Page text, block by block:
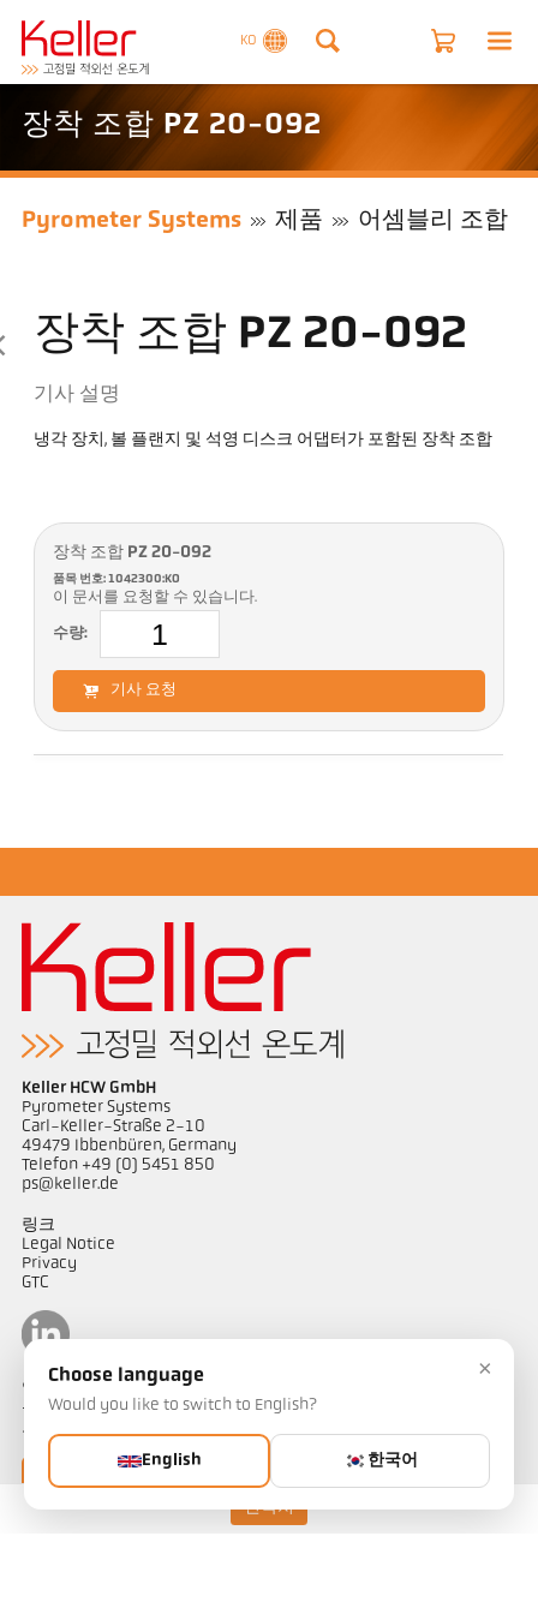
KO
연락처
장착 조합 PZ 20-092
Pyrometer Systems 제품 어셈블리 조합
장착 조합 PZ 20-092
기사 설명
냉각 장치, 볼 플랜지 및 석영 디스크 어댑터가 포함된 장착 조합
장착 조합 PZ 20-092
품목 번호: 1042300:KO
이 문서를 요청할 수 있습니다.
수량:
기사 요청
Keller HCW GmbH
Pyrometer Systems
Carl-Keller-Straße 2-10
49479 Ibbenbüren, Germany
Telefon +49 (0) 5451 850
ps@keller.de
링크
Legal Notice
Privacy
GTC
연락하다
온도 측정 솔루션에 대해 궁금한 점이 있으신가요? 저희 팀이 기꺼이
도와드리겠습니다.
연락하기
×
Choose language
Would you like to switch to English?
English 한국어